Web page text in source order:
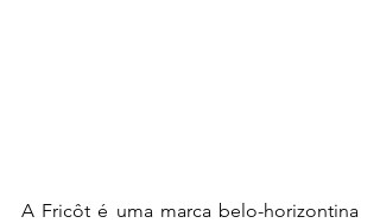
A Fricôt é uma marca belo-horizontina